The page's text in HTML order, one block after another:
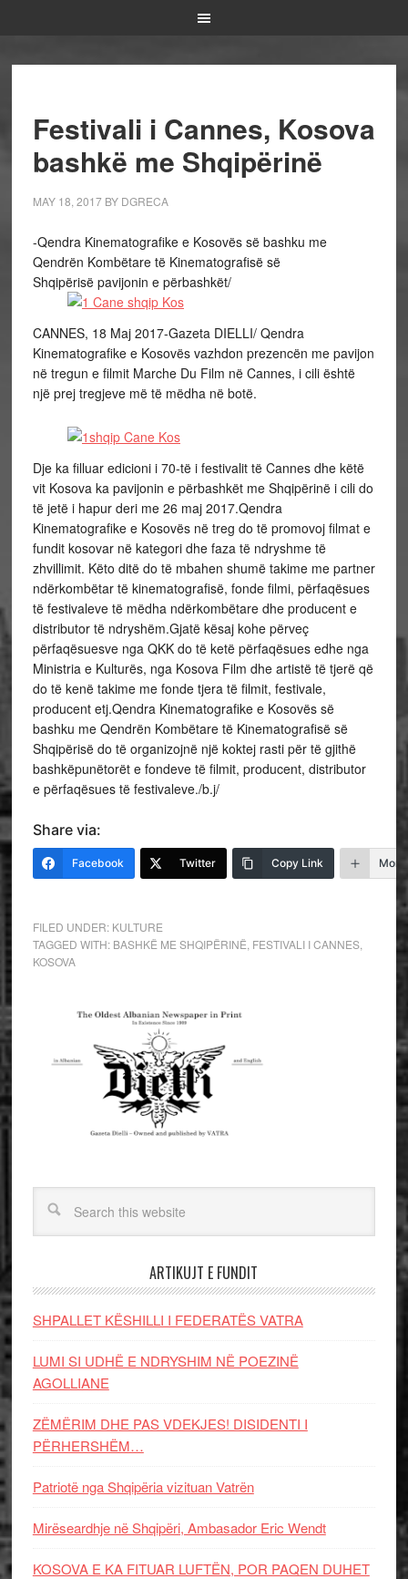
Festivali i Cannes, Kosova
bashkë me Shqipërinë
MAY 18, 2017BY DGRECA
-Qendra Kinematografike e Kosovës së bashku me
Qendrën Kombëtare të Kinematografisë së
Shqipërisë pavijonin e përbashkët/
CANNES, 18 Maj 2017-Gazeta DIELLI/ Qendra
Kinematografike e Kosovës vazhdon prezencën me pavijon
në tregun e filmit Marche Du Film në Cannes, i cili është
një prej tregjeve më të mëdha në botë.
Dje ka filluar edicioni i 70-të i festivalit të Cannes dhe këtë
vit Kosova ka pavijonin e përbashkët me Shqipërinë i cili do
të jetë i hapur deri me 26 maj 2017.Qendra
Kinematografike e Kosovës në treg do të promovoj filmat e
fundit kosovar në kategori dhe faza të ndryshme të
zhvillimit. Këto ditë do të mbahen shumë takime me partner
ndërkombëtar të kinematografisë, fonde filmi, përfaqësues
të festivaleve të mëdha ndërkombëtare dhe producent e
distributor të ndryshëm.Gjatë kësaj kohe përveç
përfaqësuesve nga QKK do të ketë përfaqësues edhe nga
Ministria e Kulturës, nga Kosova Film dhe artistë të tjerë që
do të kenë takime me fonde tjera të filmit, festivale,
producent etj.Qendra Kinematografike e Kosovës së
bashku me Qendrën Kombëtare të Kinematografisë së
Shqipërisë do të organizojnë një koktej rasti për të gjithë
bashkëpunëtorët e fondeve të filmit, producent, distributor
e përfaqësues të festivaleve./b.j/
Share via:
Facebook Twitter Copy Link More
FILED UNDER: KULTURE
TAGGED WITH: BASHKË ME SHQIPËRINË FESTIVALI I CANNES,
KOSOVA
ARTIKUJT E FUNDIT
SHPALLET KËSHILLI I FEDERATËS VATRA
LUMI SI UDHË E NDRYSHIM NË POEZINË
AGOLLIANE
ZËMËRIM DHE PAS VDEKJES! DISIDENTI I
PËRHERSHËM…
Patriotë nga Shqipëria vizituan Vatrën
Mirëseardhje në Shqipëri, Ambasador Eric Wendt
KOSOVA E KA FITUAR LUFTËN, POR PAQEN DUHET